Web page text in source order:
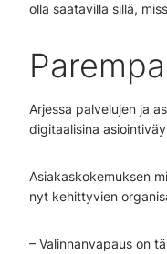
olla saatavilla sillä,
Arjessa palvelujen ja
digitaalisina
Asiakaskokemuksen
nyt kehittyvien
– Valinnanvapaus on